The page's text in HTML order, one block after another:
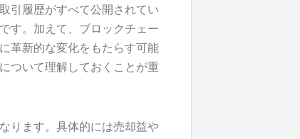
引履歴がすべて公開されてい
す。加えて、ブロックチェー
革新的な変化をもたらす可能
ついて理解しておくことが重
ります。具体的には売却益や